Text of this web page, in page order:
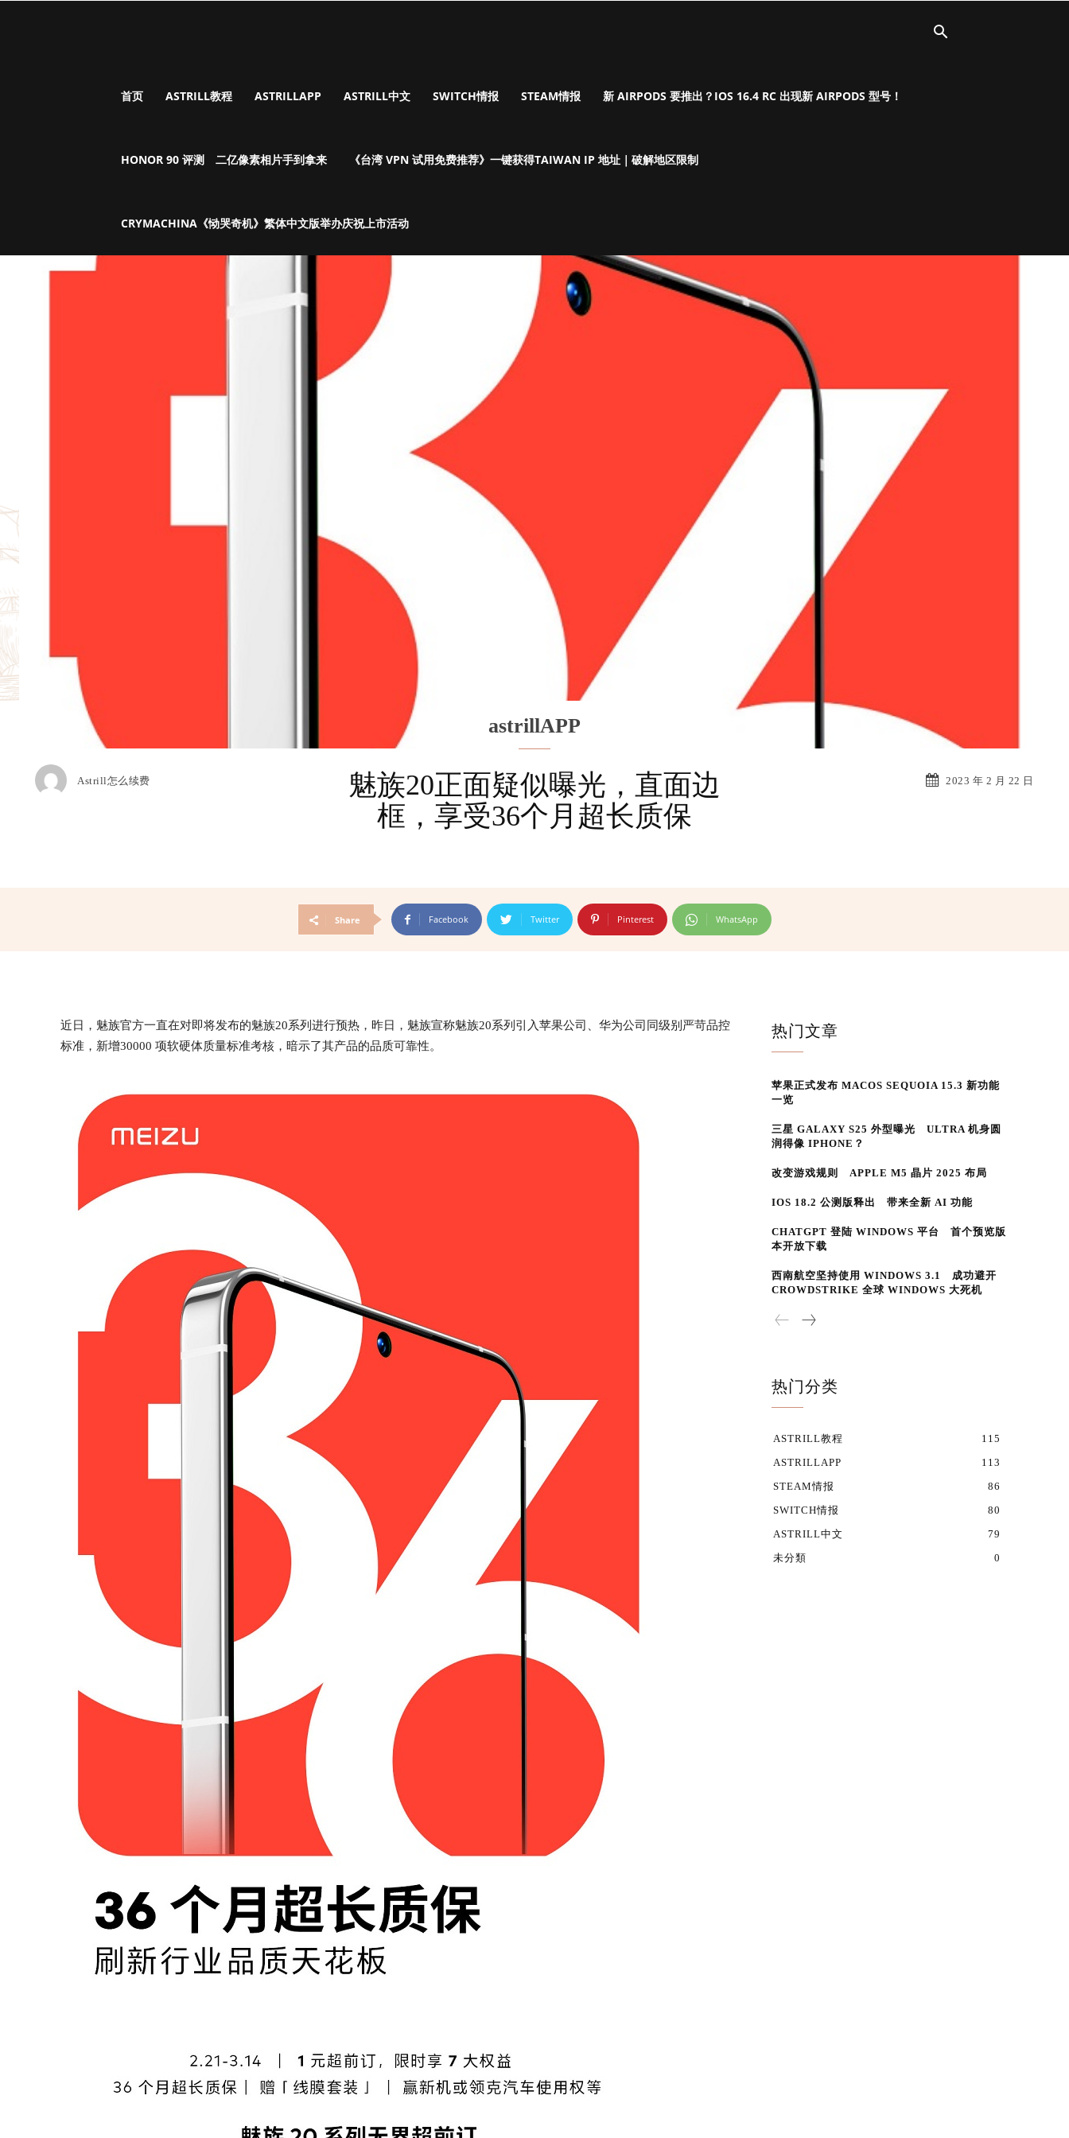
首页 ASTRILL教程 ASTRILLAPP ASTRILL中文 SWITCH情报 STEAM情报 新 AIRPODS 要推出？IOS 16.4 RC 出现新 AIRPODS 型号！
HONOR 90 评测 二亿像素相片手到拿来 《台湾 VPN 试用免费推荐》一键获得TAIWAN IP 地址｜破解地区限制
CRYMACHINA《恸哭奇机》繁体中文版举办庆祝上市活动
Astrill怎么续费
astrillAPP
魅族20正面疑似曝光，直面边
框，享受36个月超长质保
2023 年 2 月 22 日
Share Facebook Twitter Pinterest WhatsApp
近日，魅族官方一直在对即将发布的魅族20系列进行预热，昨日，魅族宣称魅族20系列引入苹果公司、华为公司同级别严苛品控
标准，新增30000 项软硬体质量标准考核，暗示了其产品的品质可靠性。
热门文章
苹果正式发布 MACOS SEQUOIA 15.3 新功能
一览
三星 GALAXY S25 外型曝光 ULTRA 机身圆
润得像 IPHONE？
改变游戏规则 APPLE M5 晶片 2025 布局
IOS 18.2 公测版释出 带来全新 AI 功能
CHATGPT 登陆 WINDOWS 平台 首个预览版
本开放下载
西南航空坚持使用 WINDOWS 3.1 成功避开
CROWDSTRIKE 全球 WINDOWS 大死机
热门分类
ASTRILL教程
115
ASTRILLAPP
113
STEAM情报
86
SWITCH情报
80
ASTRILL中文
79
未分類
0